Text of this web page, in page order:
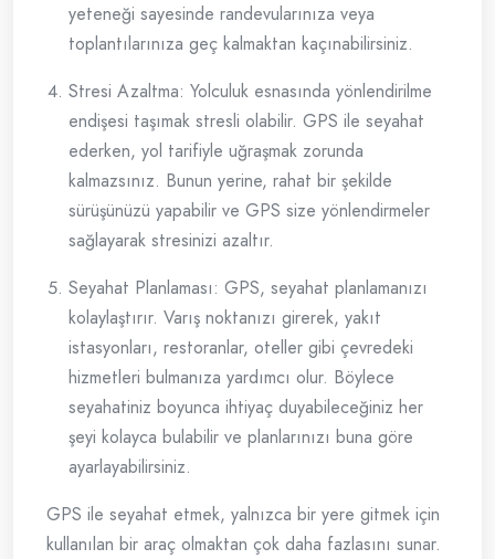
yeteneği sayesinde randevularınıza veya
toplantılarınıza geç kalmaktan kaçınabilirsiniz.
Stresi Azaltma: Yolculuk esnasında yönlendirilme
endişesi taşımak stresli olabilir. GPS ile seyahat
ederken, yol tarifiyle uğraşmak zorunda
kalmazsınız. Bunun yerine, rahat bir şekilde
sürüşünüzü yapabilir ve GPS size yönlendirmeler
sağlayarak stresinizi azaltır.
Seyahat Planlaması: GPS, seyahat planlamanızı
kolaylaştırır. Varış noktanızı girerek, yakıt
istasyonları, restoranlar, oteller gibi çevredeki
hizmetleri bulmanıza yardımcı olur. Böylece
seyahatiniz boyunca ihtiyaç duyabileceğiniz her
şeyi kolayca bulabilir ve planlarınızı buna göre
ayarlayabilirsiniz.
GPS ile seyahat etmek, yalnızca bir yere gitmek için
kullanılan bir araç olmaktan çok daha fazlasını sunar.